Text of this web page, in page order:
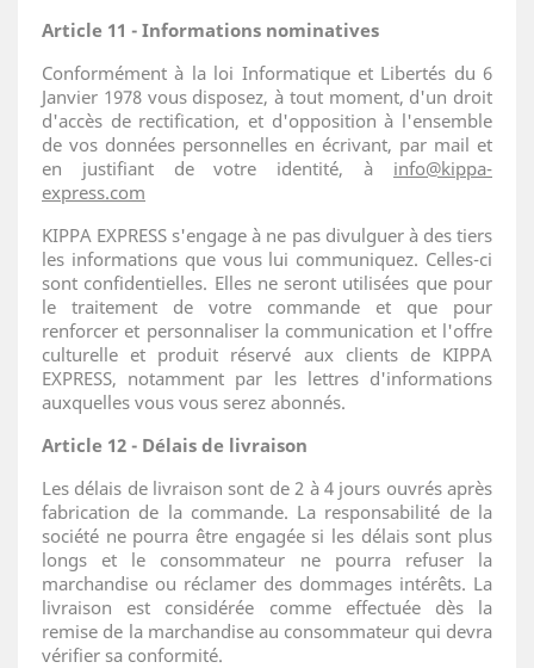
Article 11 - Informations nominatives
Conformément à la loi Informatique et Libertés du 6
Janvier 1978 vous disposez, à tout moment, d'un droit
d'accès de rectification, et d'opposition à l'ensemble
de vos données personnelles en écrivant, par mail et
en justifiant de votre identité, à info@kippa-
express.com
KIPPA EXPRESS s'engage à ne pas divulguer à des tiers
les informations que vous lui communiquez. Celles-ci
sont confidentielles. Elles ne seront utilisées que pour
le traitement de votre commande et que pour
renforcer et personnaliser la communication et l'offre
culturelle et produit réservé aux clients de KIPPA
EXPRESS, notamment par les lettres d'informations
auxquelles vous vous serez abonnés.
Article 12 - Délais de livraison
Les délais de livraison sont de 2 à 4 jours ouvrés après
fabrication de la commande. La responsabilité de la
société ne pourra être engagée si les délais sont plus
longs et le consommateur ne pourra refuser la
marchandise ou réclamer des dommages intérêts. La
livraison est considérée comme effectuée dès la
remise de la marchandise au consommateur qui devra
vérifier sa conformité.